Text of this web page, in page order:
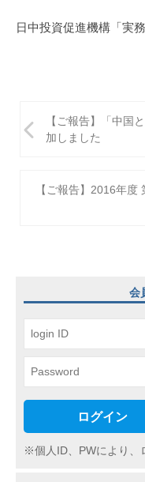
日中投資促進機構「実
稿
ョ
ン
【ご報告】「中国
加しました
【ご報告】2016年度
会
ログイン
※個人ID、PWにより、